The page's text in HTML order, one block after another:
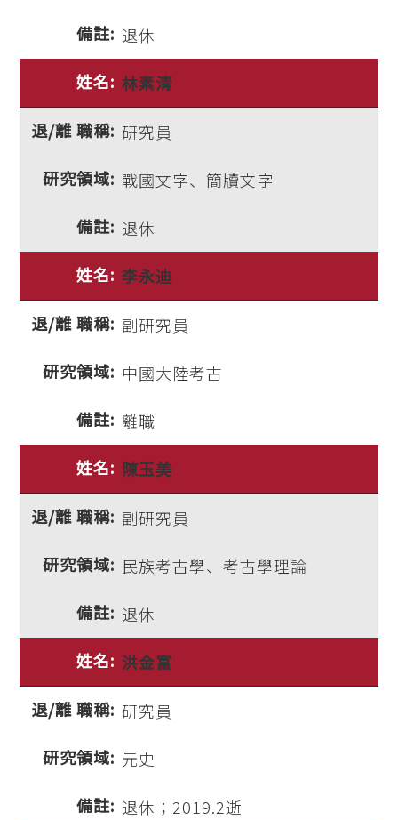
退休
林素清
研究員
戰國文字、簡牘文字
退休
李永迪
副研究員
中國大陸考古
離職
陳玉美
副研究員
民族考古學、考古學理論
退休
洪金富
研究員
元史
退休；2019.2逝